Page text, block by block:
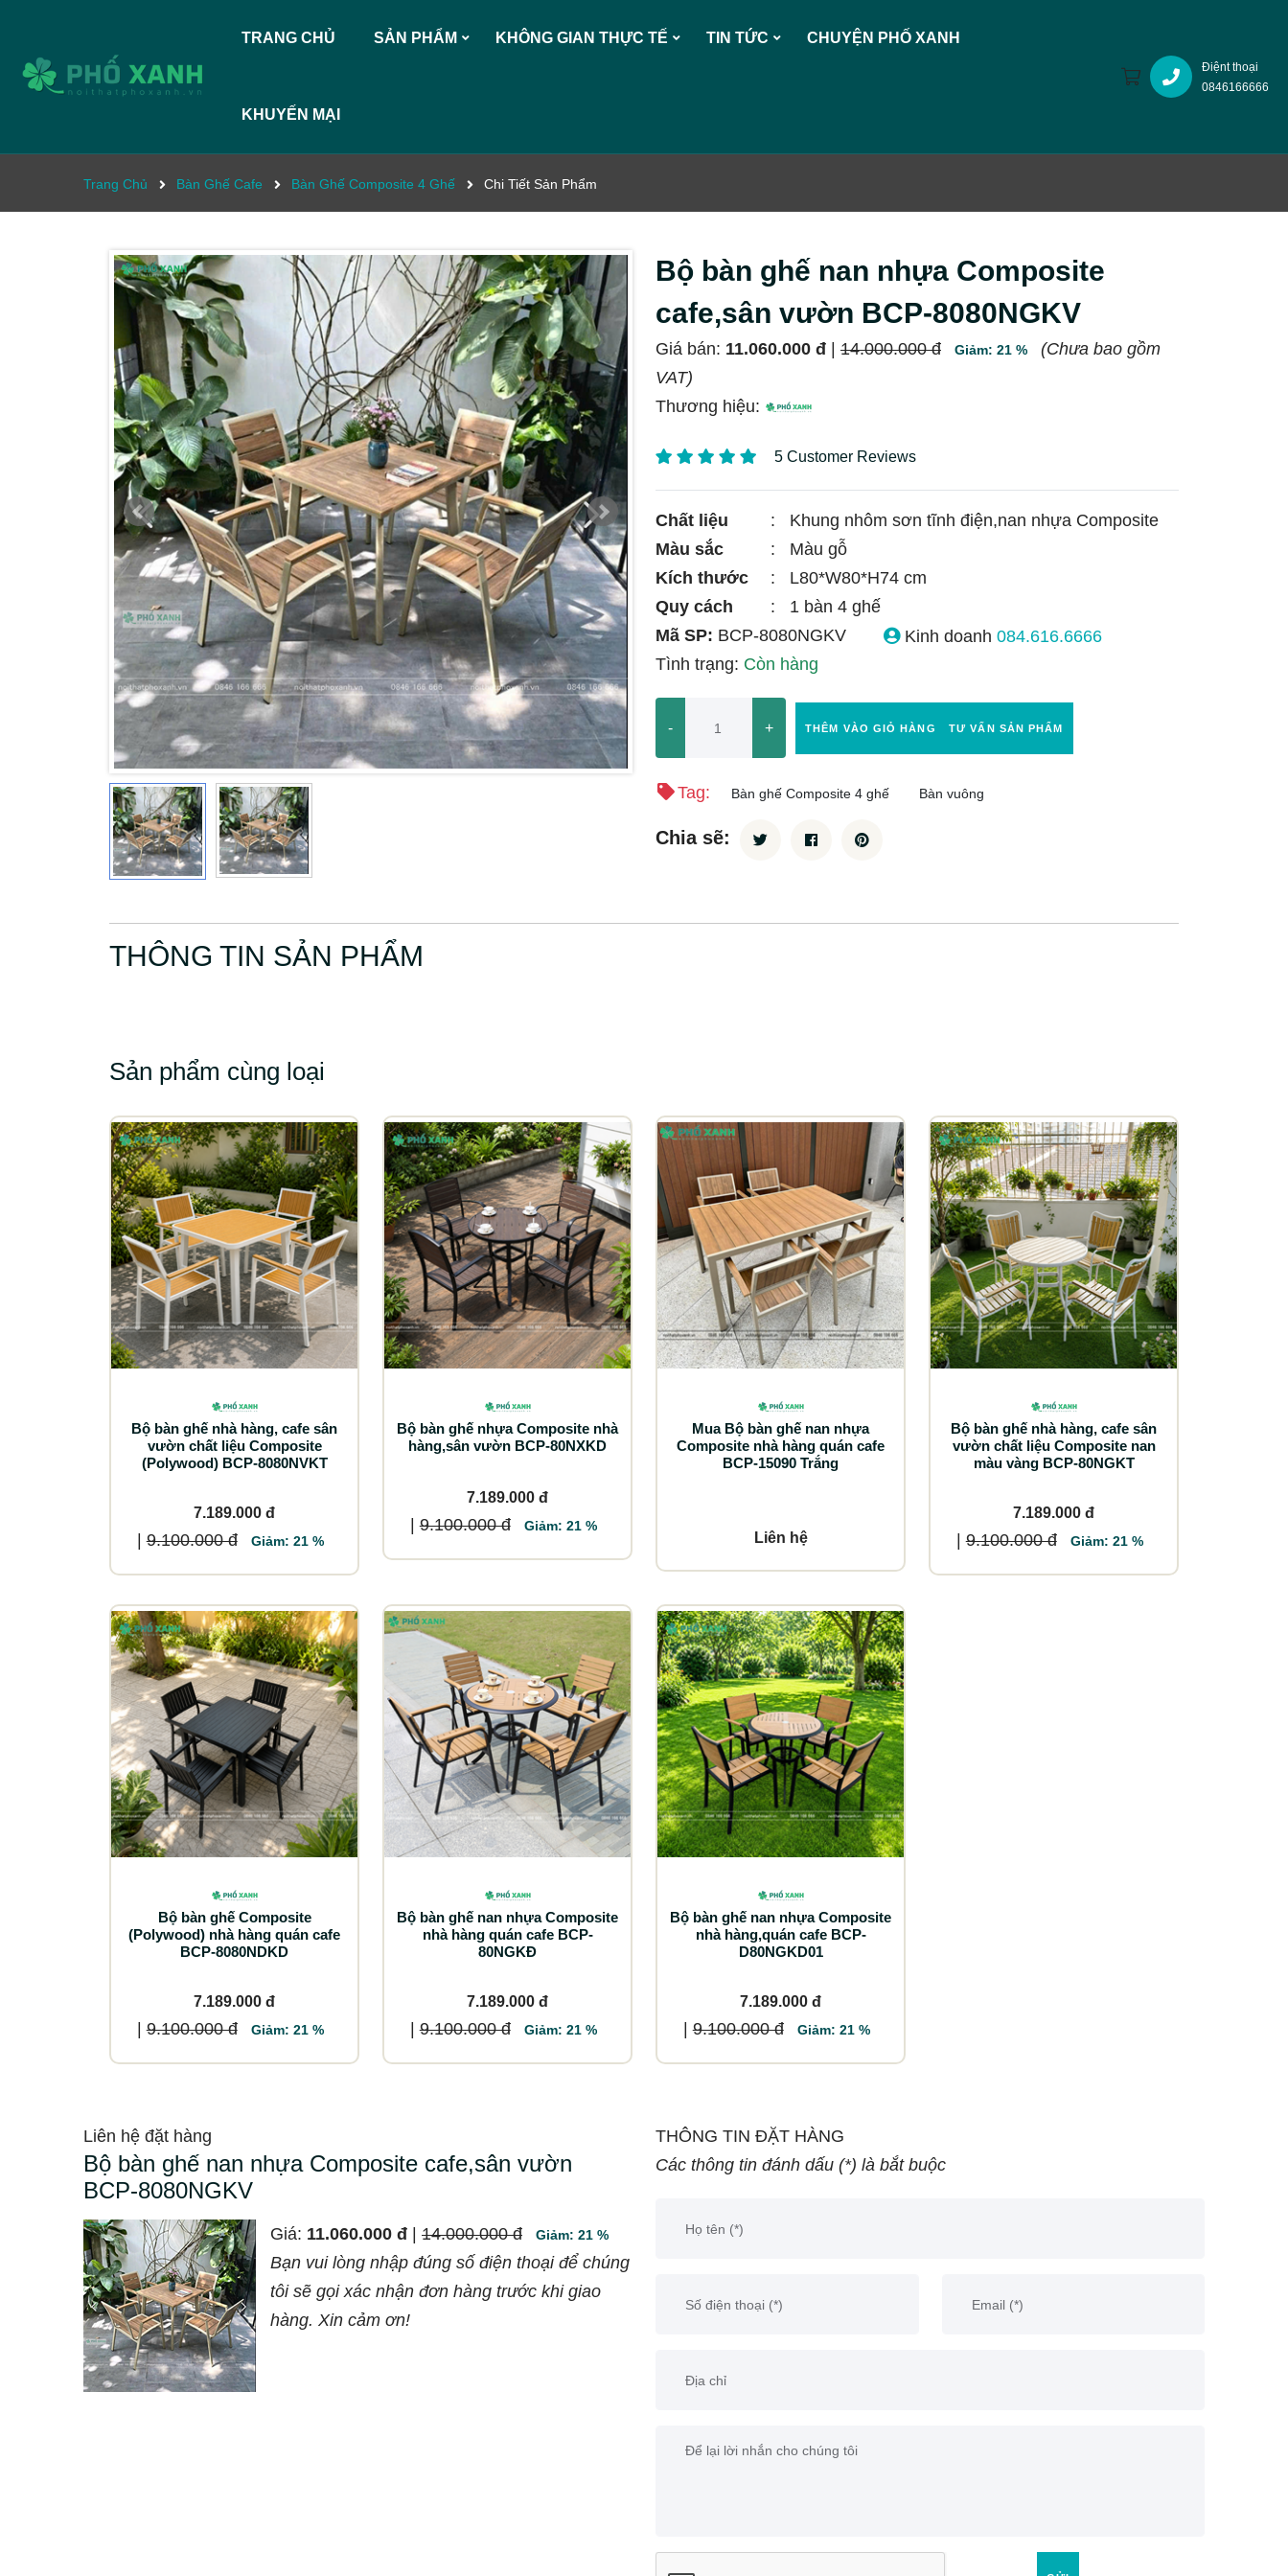
TRANG CHỦ SẢN PHẨM KHÔNG GIAN THỰC TẾ TIN TỨC CHUYỆN PHỐ XANH
KHUYẾN MẠI
Điệnt thoại
0846166666
Trang Chủ Bàn Ghế Cafe Bàn Ghế Composite 4 Ghế Chi Tiết Sản Phẩm
Bộ bàn ghế nan nhựa Composite
cafe,sân vườn BCP-8080NGKV
Giá bán: 11.060.000 đ 14.000.000 đ Giảm: 21 %
(Chưa bao gồm
VAT)
Thương hiệu:
5 Customer Reviews
Chất liệu :
Khung nhôm sơn tĩnh điện,nan nhựa Composite
Màu sắc
:
Màu gỗ
Kích thước
:
L80*W80*H74 cm
Quy cách
:
1 bàn 4 ghế
Mã SP: BCP-8080NGKV
Tình trạng: Còn hàng
Kinh doanh 084.616.6666
- + THÊM VÀO GIỎ HÀNG TƯ VẤN SẢN PHẨM
Tag: Bàn ghế Composite 4 ghế Bàn vuông
Chia sẽ:
THÔNG TIN SẢN PHẨM
Sản phẩm cùng loại
Bộ bàn ghế nhà hàng, cafe sân
vườn chất liệu Composite
(Polywood) BCP-8080NVKT
7.189.000 đ
9.100.000 đ Giảm: 21 %
Bộ bàn ghế nhựa Composite nhà
hàng,sân vườn BCP-80NXKD
7.189.000 đ
9.100.000 đ Giảm: 21 %
Mua Bộ bàn ghế nan nhựa
Composite nhà hàng quán cafe
BCP-15090 Trắng
Liên hệ
Bộ bàn ghế nhà hàng, cafe sân
vườn chất liệu Composite nan
màu vàng BCP-80NGKT
7.189.000 đ
9.100.000 đ Giảm: 21 %
Bộ bàn ghế Composite
(Polywood) nhà hàng quán cafe
BCP-8080NDKD
7.189.000 đ
9.100.000 đ Giảm: 21 %
Bộ bàn ghế nan nhựa Composite
nhà hàng quán cafe BCP-
80NGKĐ
7.189.000 đ
9.100.000 đ Giảm: 21 %
Bộ bàn ghế nan nhựa Composite
nhà hàng,quán cafe BCP-
D80NGKD01
7.189.000 đ
9.100.000 đ Giảm: 21 %
Liên hệ đặt hàng
Bộ bàn ghế nan nhựa Composite cafe,sân vườn
BCP-8080NGKV
Giá: 11.060.000 đ 14.000.000 đ Giảm: 21 %
Bạn vui lòng nhập đúng số điện thoại để chúng
tôi sẽ gọi xác nhận đơn hàng trước khi giao
hàng. Xin cảm ơn!
THÔNG TIN ĐẶT HÀNG
Các thông tin đánh dấu (*) là bắt buộc